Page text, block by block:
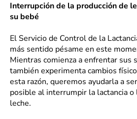
Interrupción de la producción de
su bebé
El Servicio de Control de la
más sentido pésame en este
Mientras comienza a enfrentar sus
también experimenta cambios
esta razón, queremos ayudarla a
posible al interrumpir la lactancia o
leche.